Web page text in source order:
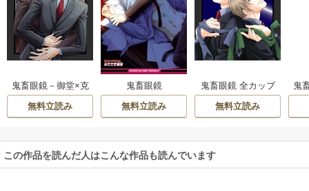
鬼畜眼鏡－御堂×克
哉編－
無料立読み
鬼畜眼鏡
無料立読み
鬼畜眼鏡 全カップ
リング網羅編
無料立読み
鬼
この作品を読んだ人はこんな作品も読んでいます